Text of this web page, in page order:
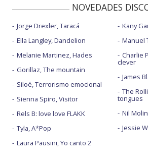
NOVEDADES
Jorge Drexler, Taracá
Ella Langley, Dandelion
Melanie Martinez, Hades
Gorillaz, The mountain
Siloé, Terrorismo emocional
Sienna Spiro, Visitor
Rels B: love love FLAKK
Tyla, A*Pop
Laura Pausini, Yo canto 2
Kany
Manuel
Charlie
clever
James
The
tongues
Nil
Jessie